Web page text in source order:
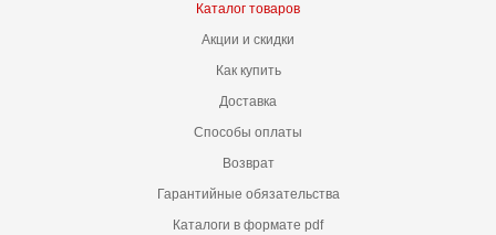
Каталог товаров
Акции и скидки
Как купить
Доставка
Способы оплаты
Возврат
Гарантийные обязательства
Каталоги в формате pdf